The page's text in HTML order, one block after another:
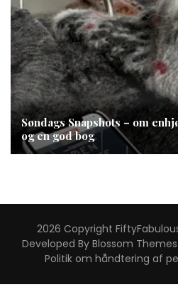
Søndags Snapshots – om
og en god bog
2026 Copyright
Developed By Blossom Themes
Politik om håndtering af